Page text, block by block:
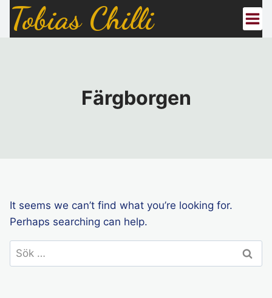
Skip
content
Tobias Chilli
Färgborgen
It seems we can’t find what you’re looking for.
Perhaps searching can help.
Sök
efter: